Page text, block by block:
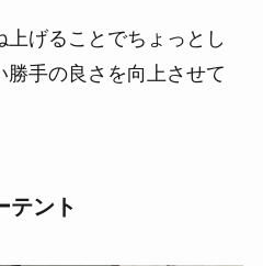
上げることでちょっとし
手の良さを向上させて
テント